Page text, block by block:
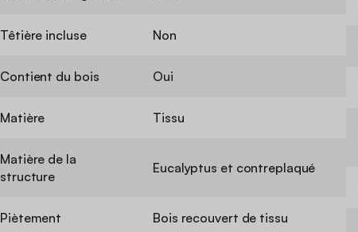
Têtière incluse Non
Contient du bois Oui
Matière Tissu
Matière de la
structure
Eucalyptus et contreplaqué
Piètement Bois recouvert de tissu